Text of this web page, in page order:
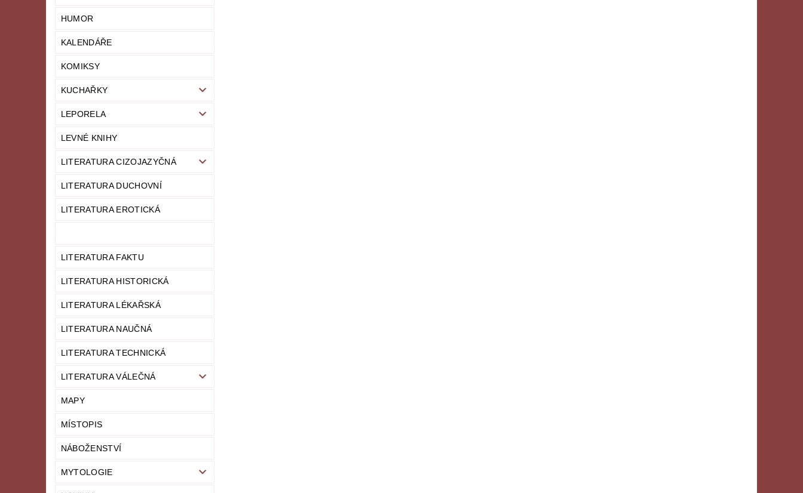
HUMOR
KALENDÁŘE
KOMIKSY
KUCHAŘKY
LEPORELA
LEVNÉ KNIHY
LITERATURA CIZOJAZYČNÁ
LITERATURA DUCHOVNÍ
LITERATURA EROTICKÁ
LITERATURA FAKTU
LITERATURA HISTORICKÁ
LITERATURA LÉKAŘSKÁ
LITERATURA NAUČNÁ
LITERATURA TECHNICKÁ
LITERATURA VÁLEČNÁ
MAPY
MÍSTOPIS
NÁBOŽENSTVÍ
MYTOLOGIE